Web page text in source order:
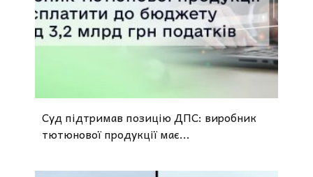
Суд підтримав позицію ДПС: виробник
тютюнової продукції має...